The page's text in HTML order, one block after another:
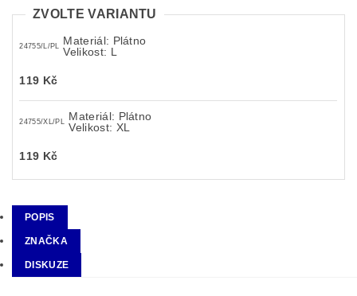
ZVOLTE VARIANTU
24755/L/PL Materiál: Plátno
Velikost: L
119 Kč
24755/XL/PL
Materiál: Plátno
Velikost: XL
119 Kč
POPIS
ZNAČKA
DISKUZE